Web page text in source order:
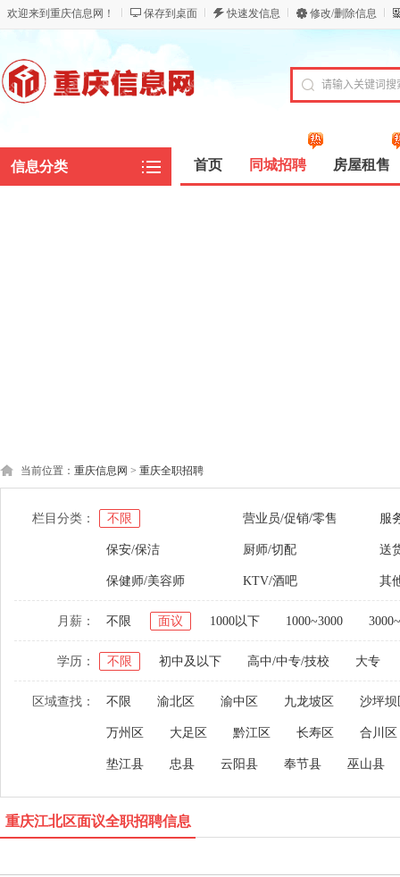
欢迎来到重庆信息网！ 保存到桌面 快速发信息 修改/删除信息
信息分类 首页 同城招聘 房屋租售
当前位置： 重庆信息网 > 重庆全职招聘
栏目分类： 不限 营业员/促销/零售 服
保安/保洁 厨师/切配 送
保健师/美容师 KTV/酒吧 其
月薪： 不限 面议 1000以下 1000~3000
学历： 不限 初中及以下 高中/中专/技校 大专
区域查找： 不限 渝北区 渝中区 九龙坡区 沙坪坝
万州区 大足区 黔江区 长寿区 合川区
垫江县 忠县 云阳县 奉节县 巫山县
重庆江北区面议全职招聘信息